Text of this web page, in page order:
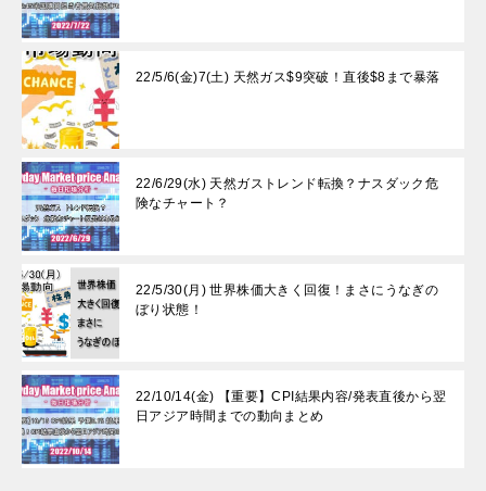
22/5/6(金)7(土) 天然ガス$9突破！直後$8まで暴落
22/6/29(水) 天然ガストレンド転換？ナスダック危
険なチャート？
22/5/30(月) 世界株価大きく回復！まさにうなぎの
ぼり状態！
22/10/14(金) 【重要】CPI結果内容/発表直後から翌
日アジア時間までの動向まとめ